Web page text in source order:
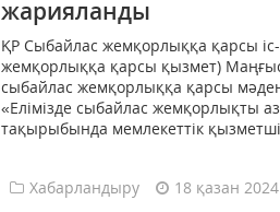
жарияланды
ҚР Сыбайлас жемқорлыққа қарсы іс-
жемқорлыққа қарсы қызмет)
сыбайлас жемқорлыққа қарсы
«Елімізде сыбайлас жемқорлықты
тақырыбында мемлекеттік
Хабарландыру 18 қазан